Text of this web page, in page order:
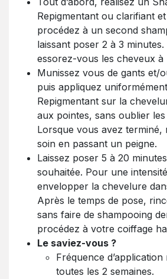
Repigmentant ou clarifiant
procédez à un second
laissant poser 2 à 3
essorez-vous les cheveux à
Munissez vous de gants et/
puis appliquez
Repigmentant sur la
aux pointes, sans oublier
Lorsque vous avez terminé,
soin en passant un peigne.
Laissez poser 5 à 20
souhaitée. Pour une
envelopper la chevelure
Après le temps de pose,
sans faire de shampooing
procédez à votre coiffage
Le saviez-vous ?
Fréquence
toutes les 2 semaines.